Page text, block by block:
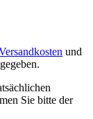
und
Sie bitte der